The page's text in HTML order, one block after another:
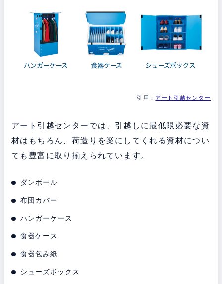
引用： アート引越センター
アート引越センターでは、引越しに最低限必要な資
材はもちろん、荷造りを楽にしてくれる資材につい
ても豊富に取り揃えられています。
ダンボール
布団カバー
ハンガーケース
食器ケース
食器包み紙
シューズボックス